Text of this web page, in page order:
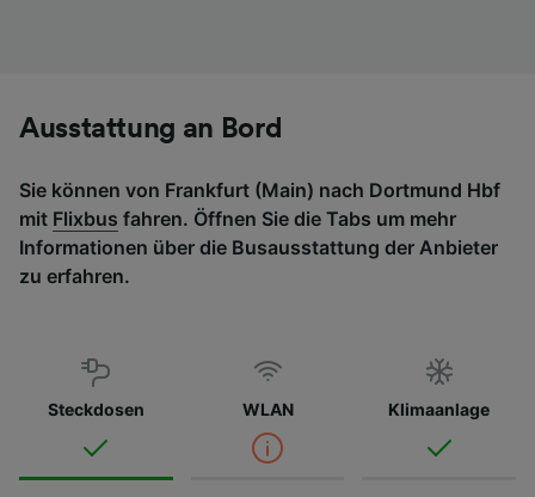
Ausstattung an Bord
Sie können von Frankfurt (Main) nach Dortmund Hbf
mit Flixbus fahren. Öffnen Sie die Tabs um mehr
Informationen über die Busausstattung der Anbieter
zu erfahren.
Steckdosen WLAN Klimaanlage